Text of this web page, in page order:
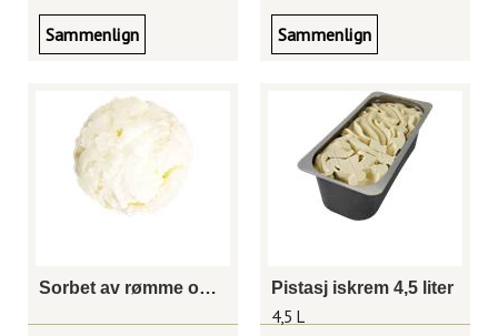
Sammenlign Sammenlign
Sorbet av rømme og yoghurt 4,5 liter Pistasj iskrem 4,5 liter
4,5 L